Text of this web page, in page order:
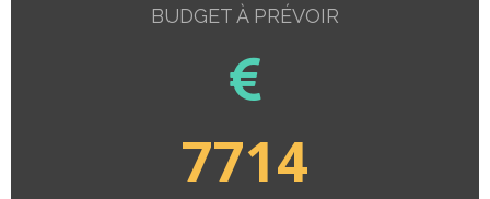
BUDGET À PRÉVOIR
7714